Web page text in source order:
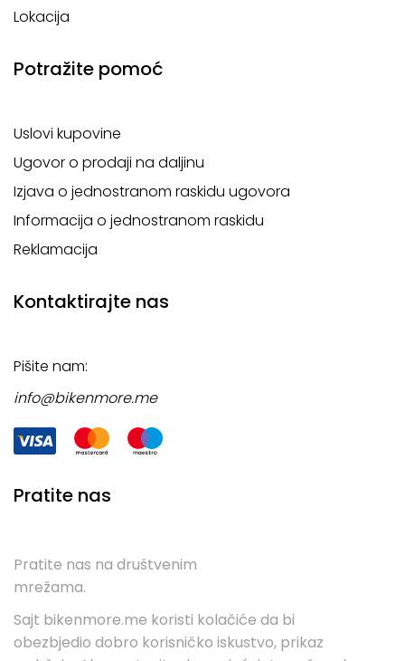
Lokacija
Potražite pomoć
Uslovi kupovine
Ugovor o prodaji na daljinu
Izjava o jednostranom raskidu ugovora
Informacija o jednostranom raskidu
Reklamacija
Kontaktirajte nas
Pišite nam:
info@bikenmore.me
Pratite nas
Pratite nas na društvenim
mrežama.
Sajt bikenmore.me koristi kolačiće da bi
obezbjedio dobro korisničko iskustvo, prikaz